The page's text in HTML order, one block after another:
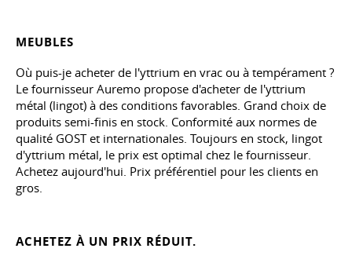
MEUBLES
Où puis-je acheter de l'yttrium en vrac ou à tempérament ?
Le fournisseur Auremo propose d'acheter de l'yttrium
métal (lingot) à des conditions favorables. Grand choix de
produits semi-finis en stock. Conformité aux normes de
qualité GOST et internationales. Toujours en stock, lingot
d'yttrium métal, le prix est optimal chez le fournisseur.
Achetez aujourd'hui. Prix préférentiel pour les clients en
gros.
ACHETEZ À UN PRIX RÉDUIT.